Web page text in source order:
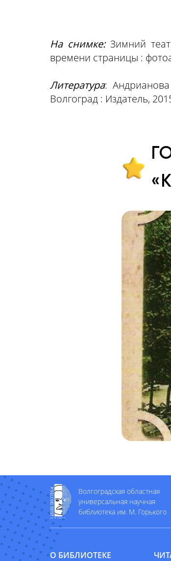
На снимке:Зимний
времени страницы :
Литература:
Волгоград : Издатель,
Волгоградская областная
универсальная научная
библиотека им. М. Горького
О БИБЛИОТЕКЕ